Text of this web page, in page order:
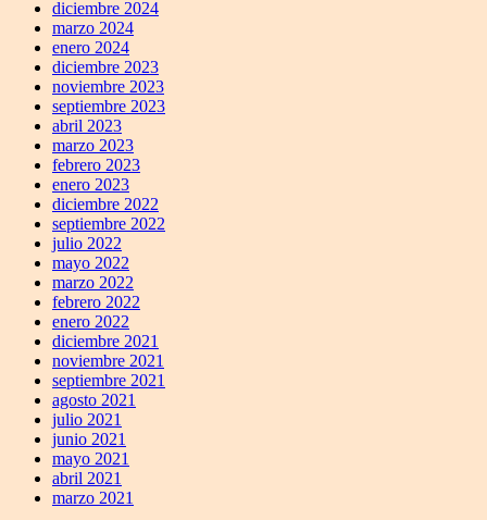
diciembre 2024
marzo 2024
enero 2024
diciembre 2023
noviembre 2023
septiembre 2023
abril 2023
marzo 2023
febrero 2023
enero 2023
diciembre 2022
septiembre 2022
julio 2022
mayo 2022
marzo 2022
febrero 2022
enero 2022
diciembre 2021
noviembre 2021
septiembre 2021
agosto 2021
julio 2021
junio 2021
mayo 2021
abril 2021
marzo 2021